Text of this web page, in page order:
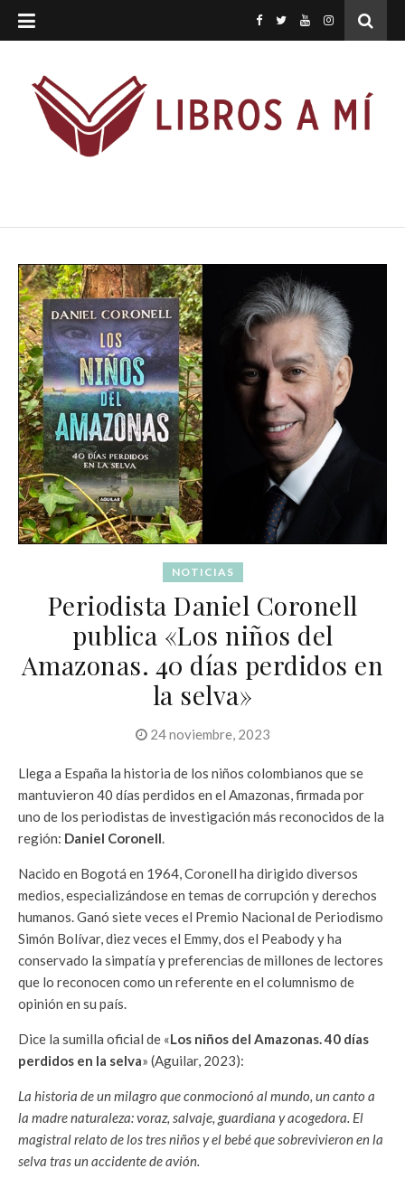
NOTICIAS
Periodista Daniel Coronell
publica «Los niños del
Amazonas. 40 días perdidos en
la selva»
24 noviembre, 2023
Llega a España la historia de los niños colombianos que se
mantuvieron 40 días perdidos en el Amazonas, firmada por
uno de los periodistas de investigación más reconocidos de la
región: Daniel Coronell.
Nacido en Bogotá en 1964, Coronell ha dirigido diversos
medios, especializándose en temas de corrupción y derechos
humanos. Ganó siete veces el Premio Nacional de Periodismo
Simón Bolívar, diez veces el Emmy, dos el Peabody y ha
conservado la simpatía y preferencias de millones de lectores
que lo reconocen como un referente en el columnismo de
opinión en su país.
Dice la sumilla oficial de «Los niños del Amazonas. 40 días
perdidos en la selva» (Aguilar, 2023):
La historia de un milagro que conmocionó al mundo, un canto a
la madre naturaleza: voraz, salvaje, guardiana y acogedora. El
magistral relato de los tres niños y el bebé que sobrevivieron en la
selva tras un accidente de avión.